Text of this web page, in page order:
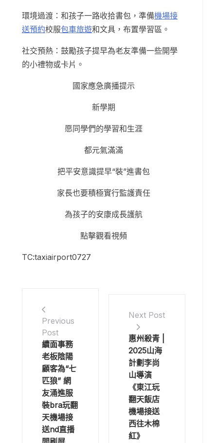
環境過渡：和孩子一路收拾書包，準備機場接
送預約校服包車旅遊和文具，布置學習區。
社交預熱：鼓勵孩子提早為老友準備一些開學
的小禮物或卡片。
國家應急廣播提示
新學期
愿同學們的學習和生涯
都元氣滿滿
把平安意識提早“裝”進書包
家長也要積極實行監護責任
為孩子的安康成長護航
點擊觀看視頻
TC:taxiairport0727
Previous
Post
續面事務
老板陰陽
顧客為“七
匹狼” 網
友涌進服
裝bra玩翻
天機場接
送nd直播
Next Post
惠州殺青 |
2025山海
計劃李尚
山導演
《東江玩
翻天飯店
機場接送
西往木棉
紅》